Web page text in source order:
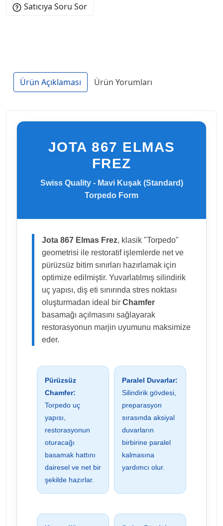
Satıcıya Soru Sor
Ürün Açıklaması Ürün Yorumları
JOTA 867 ELMAS
FREZ
Swiss Quality - Mavi Kuşak (Standard)
Torpedo Form
Jota 867 Elmas Frez, klasik "Torpedo"
geometrisi ile restoratif işlemlerde net ve
pürüzsüz bitim sınırları hazırlamak için
optimize edilmiştir. Yuvarlatılmış silindirik
uç yapısı, diş eti sınırında stres noktası
oluşturmadan ideal bir Chamfer
basamağı açılmasını sağlayarak
restorasyonun marjin uyumunu maksimize
eder.
Pürüzsüz
Chamfer:
Torpedo uç
yapısı,
restorasyonun
oturacağı
basamak hattını
dairesel ve net bir
şekilde hazırlar.
Paralel Duvarlar:
Silindirik gövdesi,
preparasyon
sırasında aksiyal
duvarların
birbirine paralel
kalmasına
yardımcı olur.